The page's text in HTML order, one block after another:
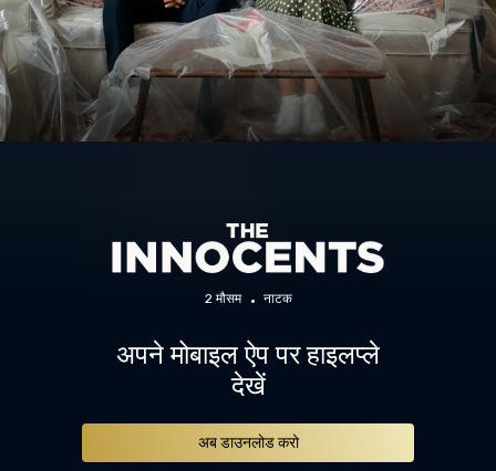
2 मौसम नाटक
अपने मोबाइल ऐप पर हाइलप्ले
देखें
अब डाउनलोड करो